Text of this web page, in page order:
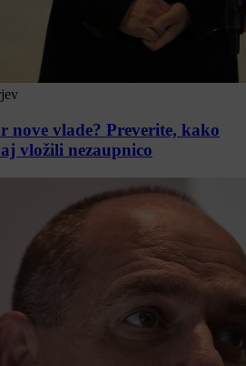
nove vlade? Preverite, kako
vložili nezaupnico